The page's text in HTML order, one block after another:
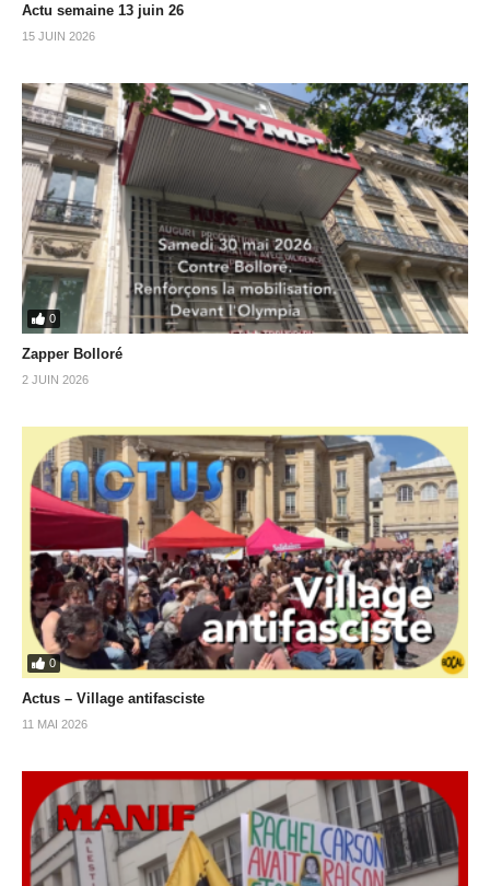
Actu semaine 13 juin 26
15 JUIN 2026
0
Zapper Bolloré
2 JUIN 2026
0
Actus – Village antifasciste
11 MAI 2026